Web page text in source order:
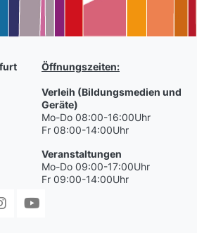
Öffnungszeiten:
Verleih (Bildungsmedien und
Geräte)
Mo-Do 08:00-16:00Uhr
Fr 08:00-14:00Uhr
Veranstaltungen
Mo-Do 09:00-17:00Uhr
Fr 09:00-14:00Uhr